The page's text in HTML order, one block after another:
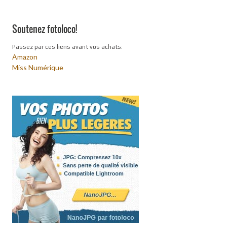
Soutenez fotoloco!
Passez par ces liens avant vos achats:
Amazon
Miss Numérique